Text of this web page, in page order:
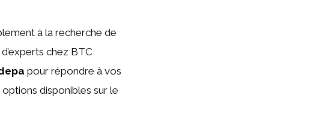
à la recherche de
chez BTC
pour répondre à vos
disponibles sur le